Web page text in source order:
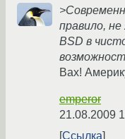
правило,
BSD в
Вах!
emperor
21.08.2009
Ссылка